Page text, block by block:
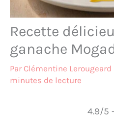
Recette
ganache
Par Clémentine Lerougeard
minutes de lecture
4.9/5